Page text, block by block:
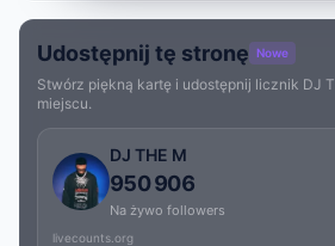
Udostępnij tę stronę Nowe
Stwórz piękną kartę i udostępnij licznik DJ
miejscu.
DJ THE M
950 906
Na żywo followers
livecounts.org